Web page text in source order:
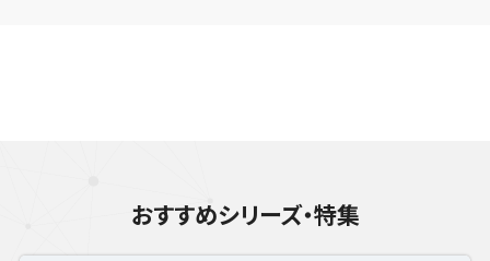
おすすめシリーズ・特集